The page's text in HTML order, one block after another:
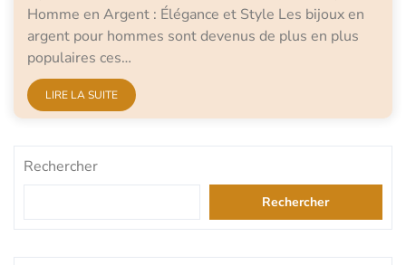
Homme en Argent : Élégance et Style Les bijoux en
argent pour hommes sont devenus de plus en plus
populaires ces…
LIRE LA SUITE
Rechercher
Rechercher